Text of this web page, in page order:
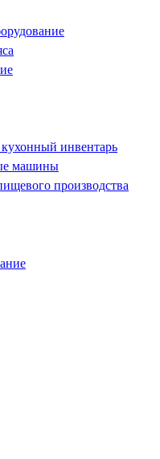
инвентарь
машины
производства